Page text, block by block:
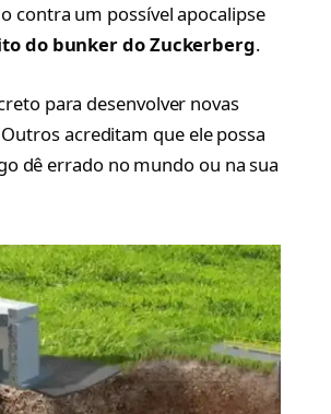
contra um possível apocalipse
do bunker do Zuckerberg.
para desenvolver novas
Outros acreditam que ele possa
dê errado no mundo ou na sua